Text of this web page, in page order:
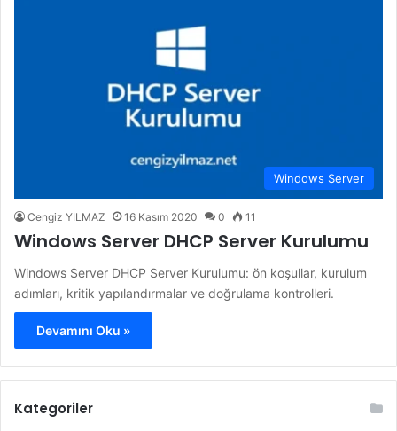
Windows Server
Cengiz YILMAZ 16 Kasım 2020 0 11
Windows Server DHCP Server Kurulumu
Windows Server DHCP Server Kurulumu: ön koşullar, kurulum
adımları, kritik yapılandırmalar ve doğrulama kontrolleri.
Devamını Oku »
Kategoriler